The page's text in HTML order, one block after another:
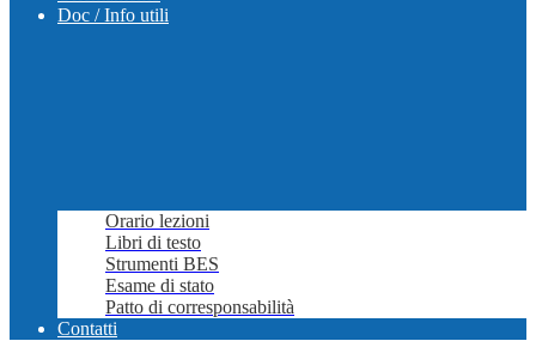
Doc / Info utili
Orario lezioni
Libri di testo
Strumenti BES
Esame di stato
Patto di corresponsabilità
Contatti